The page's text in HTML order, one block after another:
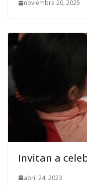
noviembre 20, 2025
Invitan a
abril 24, 2023